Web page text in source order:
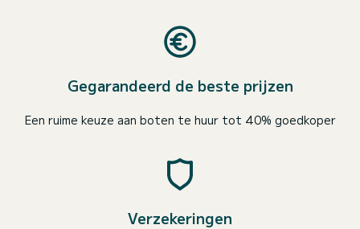
Gegarandeerd de beste prijzen
Een ruime keuze aan boten te huur tot 40% goedkoper
Verzekeringen